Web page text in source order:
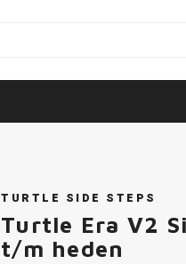
TURTLE SIDE STEPS
Turtle Era V2
t/m heden